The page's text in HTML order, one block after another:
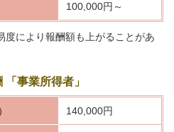
100,000円～
により報酬額も上がることがあ
事業所得者」
140,000円